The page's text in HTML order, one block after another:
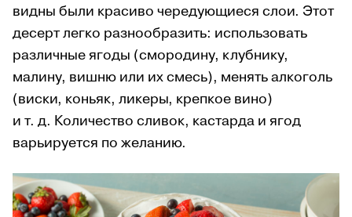
видны были красиво чередующиеся слои. Этот
десерт легко разнообразить: использовать
различные ягоды (смородину, клубнику,
малину, вишню или их смесь), менять алкоголь
(виски, коньяк, ликеры, крепкое вино)
и т. д. Количество сливок, кастарда и ягод
варьируется по желанию.